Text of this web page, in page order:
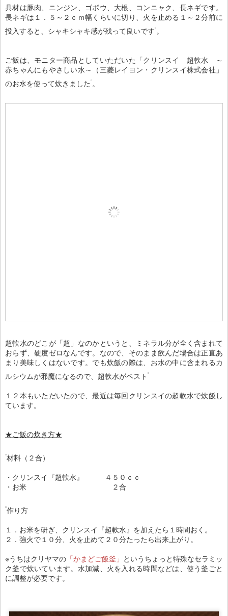
具材は豚肉、ニンジン、ゴボウ、大根、コンニャク、長ネギです。
長ネギは１．５～２ｃｍ幅くらいに切り、火を止める１～２分前に
投入すると、シャキシャキ感が残って良いです 。
ご飯は、モニター商品としていただいた「クリンスイ 超軟水 ～
赤ちゃんにもやさしい水～（三菱レイヨン・クリンスイ株式会社」
のお水を使って炊きました 。
超軟水のどこが「超」なのかというと、ミネラル分が全く含まれて
おらず、硬度ゼロなんです。なので、そのまま飲んだ場合は正直あ
まり美味しくはないです。でも炊飯の際は、お水の中に含まれるカ
ルシウムが邪魔になるので、超軟水がベスト
１２本もいただいたので、最近は毎回クリンスイの超軟水で炊飯し
ています。
★ご飯の炊き方★
材料（２合）
・クリンスイ『超軟水』 ４５０ｃｃ
・お米 ２合
作り方
１．お米を研ぎ、クリンスイ『超軟水』を加えたら１時間おく。
２．強火で１０分、火を止めて２０分たったら出来上がり。
※うちはクリヤマの 「かまどご飯釜」 というちょっと特殊なセラミッ
ク釜で炊いています。水加減、火を入れる時間などは、使う釜ごと
に調整が必要です。